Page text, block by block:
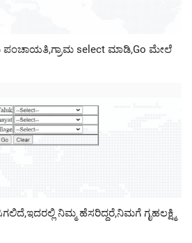
ಪಂಚಾಯತಿ,ಗ್ರಾಮ select ಮಾಡಿ,Go ಮೇಲೆ
ನಿಮ್ಮ ಹೆಸರಿದ್ದರೆ,ನಿಮಗೆ ಗೃಹಲಕ್ಷ್ಮಿ